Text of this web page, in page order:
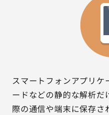
スマートフォンアプリケ
ードなどの静的な解析だ
際の通信や端末に保存